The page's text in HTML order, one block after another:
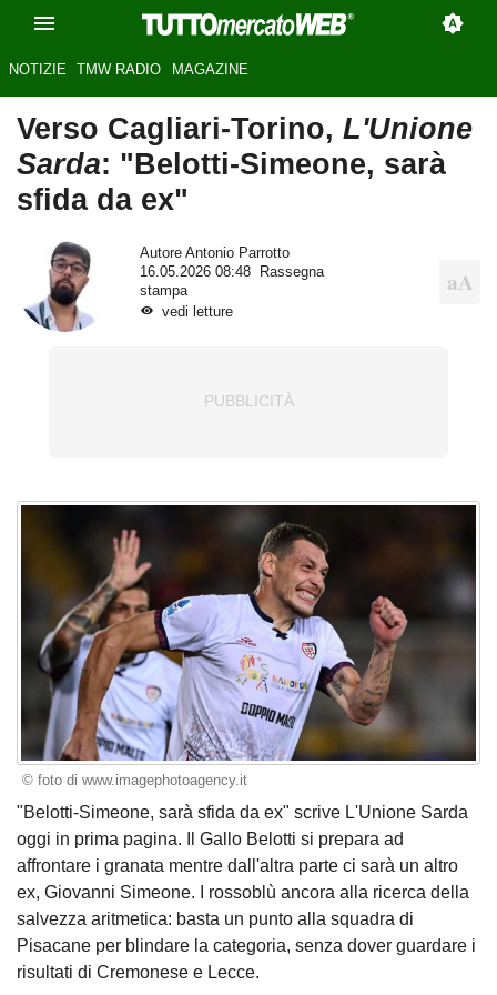
NOTIZIE TMW RADIO MAGAZINE
Verso Cagliari-Torino, L'Unione
Sarda: "Belotti-Simeone, sarà
sfida da ex"
Autore Antonio Parrotto
16.05.2026 08:48
Rassegna
stampa
vedi letture
© foto di www.imagephotoagency.it
"Belotti-Simeone, sarà sfida da ex" scrive L'Unione Sarda
oggi in prima pagina. Il Gallo Belotti si prepara ad
affrontare i granata mentre dall'altra parte ci sarà un altro
ex, Giovanni Simeone. I rossoblù ancora alla ricerca della
salvezza aritmetica: basta un punto alla squadra di
Pisacane per blindare la categoria, senza dover guardare i
risultati di Cremonese e Lecce.